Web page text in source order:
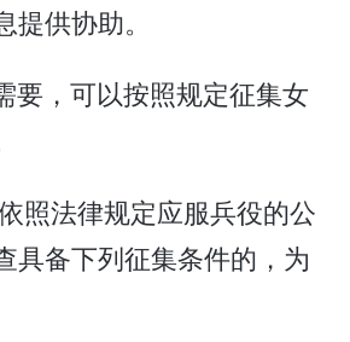
供协助。
要，可以按照规定征集女
照法律规定应服兵役的公
具备下列征集条件的，为